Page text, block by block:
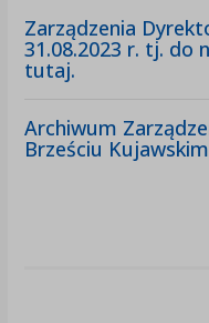
Zarządzenia
31.08.2023 r. tj. do
tutaj.
Archiwum
Brześciu Kujawskim